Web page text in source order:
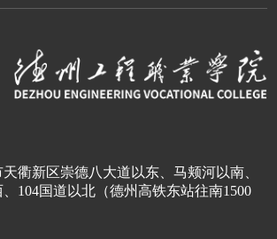
衢新区崇德八大道以东、马颊河以南、
104国道以北（德州高铁东站往南1500